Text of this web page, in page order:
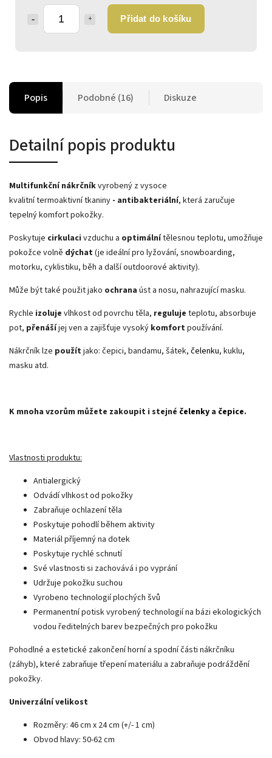
Přidat do košíku
Popis Podobné (16) Diskuze
Detailní popis produktu
Multifunkční nákrčníkvyrobený z vysoce
kvalitnítermoaktivnítkaniny - antibakteriální, která zaručuje
tepelný komfort pokožky.
Poskytuje cirkulaci vzduchu a optimálnítělesnou teplotu, umožňuje
pokožce volně dýchat(je ideální pro lyžování, snowboarding,
motorku, cyklistiku, běh a další outdoorové aktivity).
Může být také použit jako ochrana úst a nosu, nahrazující masku.
Rychle izoluje vlhkost od povrchu těla, reguluje teplotu, absorbuje
pot, přenášíjej ven a zajišťuje vysoký komfortpoužívání.
Nákrčník lze použítjako: čepici, bandamu, šátek, čelenku, kuklu,
masku atd.
K mnoha vzorům můžete zakoupit i stejné čelenky a čepice.
Vlastnosti produktu:
Antialergický
Odvádí vlhkost od pokožky
Zabraňuje ochlazení těla
Poskytuje pohodlí během aktivity
Materiál příjemný na dotek
Poskytuje rychlé schnutí
Své vlastnosti si zachovává i po vyprání
Udržuje pokožku suchou
Vyrobeno technologií plochých švů
Permanentní potisk vyrobený technologií na bázi ekologických
vodou ředitelných barev bezpečných pro pokožku
Pohodlné a estetické zakončení horní a spodní části nákrčníku
(záhyb), které zabraňuje třepení materiálu a zabraňuje podráždění
pokožky.
Univerzální velikost
Rozměry: 46 cm x 24 cm (+/- 1 cm)
Obvod hlavy: 50-62 cm